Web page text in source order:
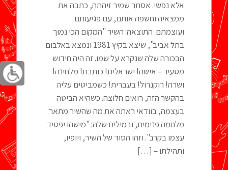
אלא נפשי. אסתר שמיר זיהתה, כתבה את
ממצאיה וחשפה אותם, עם פגיעותם
ועוצמתם. התוצאה: השיר "המקום הכי נמוך
בתל אביב", שיצא בקיץ 1981 ונמצא באלבום
הבכורה שלה שנקרא על שמו. זה היה חידוש
מסעיר – אישה! ישראלית! כותבת! מלחינה!
ושרה! רוקנרול! בעברית! כשמביטים עליה
בהקשר הזה, רואים חלוצה. כשהיא הביטה
בעצמה, בוודאי ראתה את מה שהשיר מתאר:
מלחמה פנימית, ובמילים שלה: "מישהו יפסיד
עצמו בקרב". וזהו הסוד של השיר, ויופיו,
ותהילתו – […]